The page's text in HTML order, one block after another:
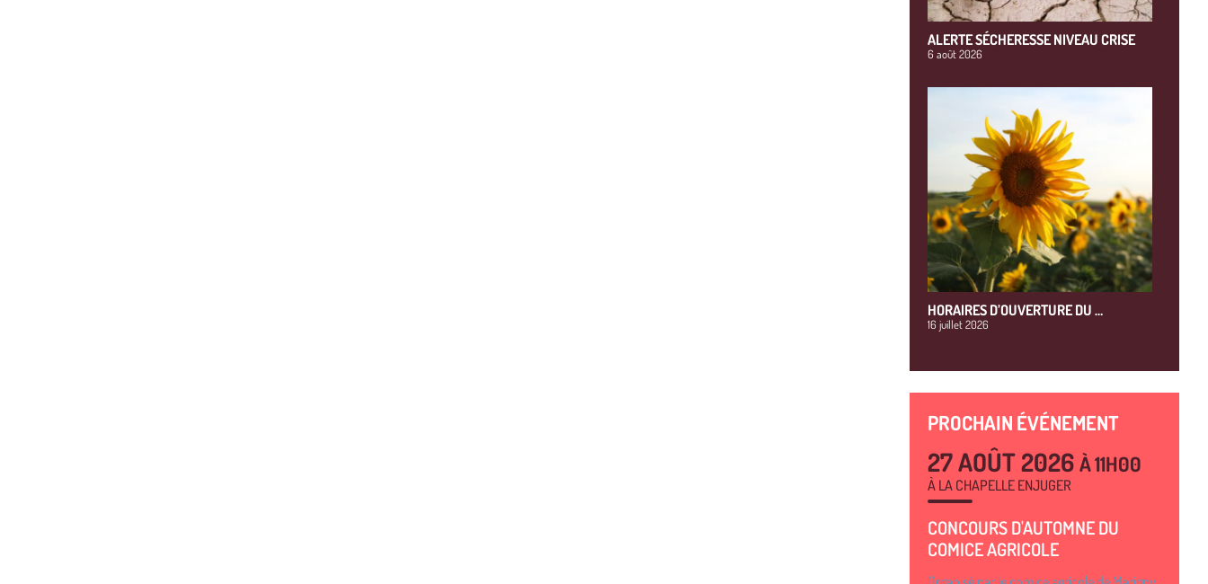
ALERTE SÉCHERESSE NIVEAU CRISE
6 août 2026
HORAIRES D’OUVERTURE DU …
16 juillet 2026
PROCHAIN ÉVÉNEMENT
27 AOÛT 2026 À 11H00
À LA CHAPELLE ENJUGER
CONCOURS D'AUTOMNE DU
COMICE AGRICOLE